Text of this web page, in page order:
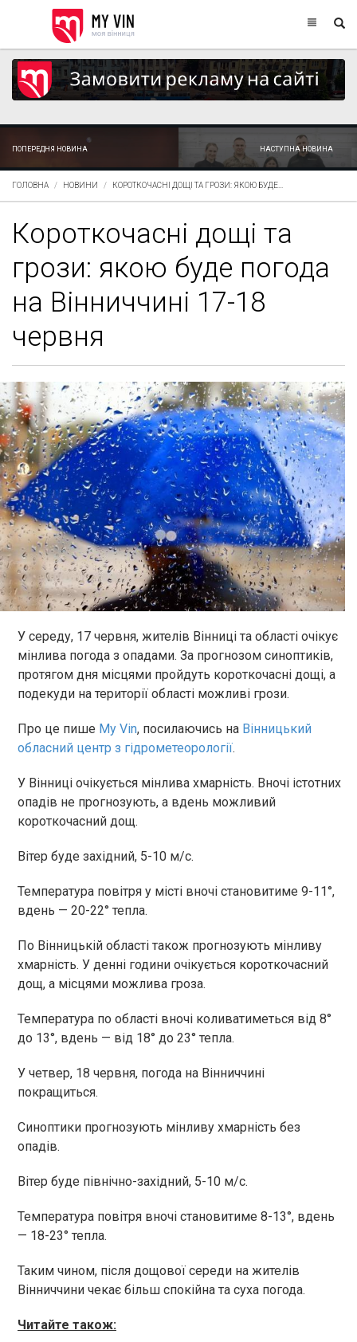
ПОПЕРЕДНЯ НОВИНА НАСТУПНА НОВИНА
ГОЛОВНА НОВИНИ КОРОТКОЧАСНІ ДОЩІ ТА ГРОЗИ: ЯКОЮ БУДЕ...
Короткочасні дощі та
грози: якою буде погода
на Вінниччині 17-18
червня
У середу, 17 червня, жителів Вінниці та області очікує
мінлива погода з опадами. За прогнозом синоптиків,
протягом дня місцями пройдуть короткочасні дощі, а
подекуди на території області можливі грози.
Про це пише My Vin, посилаючись на Вінницький
обласний центр з гідрометеорології.
У Вінниці очікується мінлива хмарність. Вночі істотних
опадів не прогнозують, а вдень можливий
короткочасний дощ.
Вітер буде західний, 5-10 м/с.
Температура повітря у місті вночі становитиме 9-11°,
вдень — 20-22° тепла.
По Вінницькій області також прогнозують мінливу
хмарність. У денні години очікується короткочасний
дощ, а місцями можлива гроза.
Температура по області вночі коливатиметься від 8°
до 13°, вдень — від 18° до 23° тепла.
У четвер, 18 червня, погода на Вінниччині
покращиться.
Синоптики прогнозують мінливу хмарність без
опадів.
Вітер буде північно-західний, 5-10 м/с.
Температура повітря вночі становитиме 8-13°, вдень
— 18-23° тепла.
Таким чином, після дощової середи на жителів
Вінниччини чекає більш спокійна та суха погода.
Читайте також: